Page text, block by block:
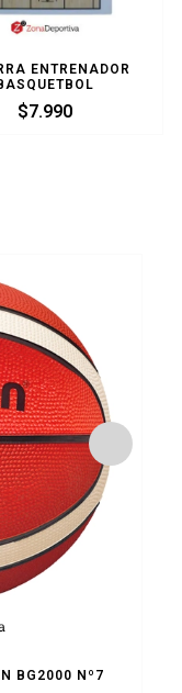
ENTRENADOR
$7.990
BG2000 Nº7